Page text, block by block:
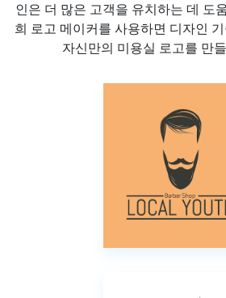
인은 더 많은 고객을 유치하는 데 도
희 로고 메이커를 사용하면 디자인
자신만의 미용실 로고를 만